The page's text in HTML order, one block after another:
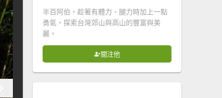
半百阿伯，趁著有體力、腿力時加上一點
勇氣，探索台灣郊山與高山的豐富與美
麗。
關注他